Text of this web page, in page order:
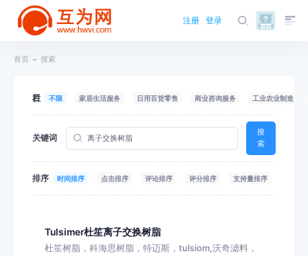
注册 登录
首页 搜索
栏目 不限 家居生活服务 日用百货零售 商业咨询服务 工业农业制造
关键词
搜
索
排序 时间排序 点击排序 评论排序 评分排序 支持量排序
Tulsimer杜笙离子交换树脂
杜笙树脂，科海思树脂，特迈斯，tulsiom,沃奇滤料，